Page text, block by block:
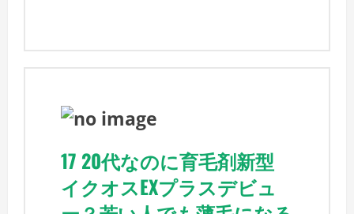
17 20代なのに育毛剤新型
イクオスEXプラスデビュ